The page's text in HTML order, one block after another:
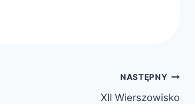
NASTĘPNY
XII Wierszowisko